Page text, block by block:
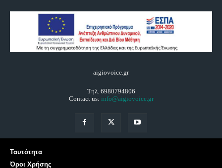
aigiovoice.gr
Τηλ. 6980794806
Contact us: info@aigiovoice.gr
Ταυτότητα
Όροι Χρήσης